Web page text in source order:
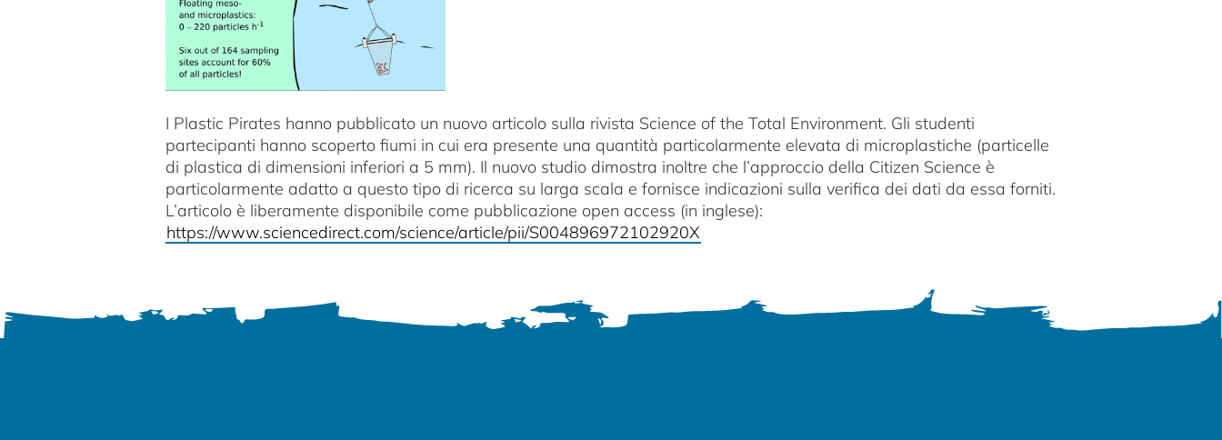
I Plastic Pirates hanno pubblicato un nuovo articolo sulla rivista Science of the Total Environment. Gli studenti
partecipanti hanno scoperto fiumi in cui era presente una quantità particolarmente elevata di microplastiche (particelle
di plastica di dimensioni inferiori a 5 mm). Il nuovo studio dimostra inoltre che l’approccio della Citizen Science è
particolarmente adatto a questo tipo di ricerca su larga scala e fornisce indicazioni sulla verifica dei dati da essa forniti.
L’articolo è liberamente disponibile come pubblicazione open access (in inglese):
https://www.sciencedirect.com/science/article/pii/S004896972102920X